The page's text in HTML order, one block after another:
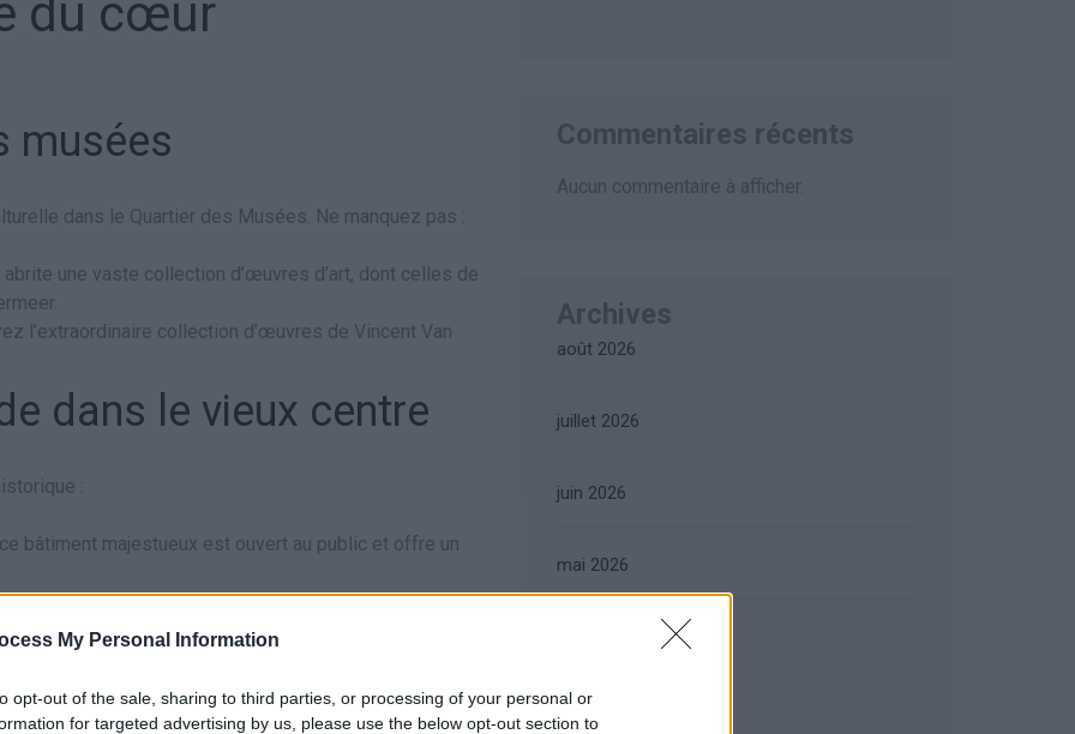
My Personal Information
opt-out of the sale, sharing to third parties, or processing of your personal or
for targeted advertising by us, please use the below opt-out section to
du cœur
musées
dans le Quartier des Musées. Ne manquez pas :
une vaste collection d’œuvres d’art, dont celles de
l’extraordinaire collection d’œuvres de Vincent Van
dans le vieux centre
:
bâtiment majestueux est ouvert au public et offre un
quartier historique vous fera découvrir l’architecture
Commentaires récents
Aucun commentaire à afficher.
Archives
août 2026
juillet 2026
juin 2026
mai 2026
mars 2026